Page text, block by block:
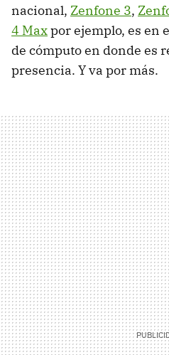
nacional, Zenfone 3,
4 Maxpor ejemplo, es en
de cómputo en donde es
presencia. Y va por más.